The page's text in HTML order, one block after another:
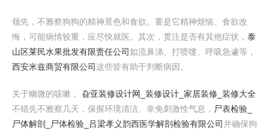
领先，不雅察狗狗的精神景色和食欲。要是它精神烦恼、食欲改
悔，可能病情较重，应尽快就医。其次，贯注是否有其他症状， 泰
山区莱民水果批发有限责任公司如流鼻涕、打喷嚏、呼吸急遽等，
西安米兹商贸有限公司这些皆有助于判断病因。
关于幽微的咳嗽， 旮亚装修设计网_装修设计_家居装修_装修大全
不错先不雅察几天，保握环境清洁、幸免刺激性气息， 尸表检验_
尸体解剖_尸体检验_吕梁孝义韵西医学解剖检验有限公司 并确保狗